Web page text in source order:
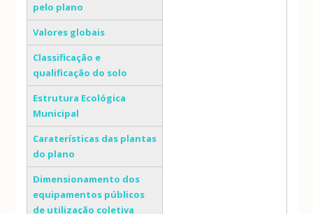
pelo plano
Valores globais
Classificação e
qualificação do solo
Estrutura Ecológica
Municipal
Caraterísticas das plantas
do plano
Dimensionamento dos
equipamentos públicos
de utilização coletiva